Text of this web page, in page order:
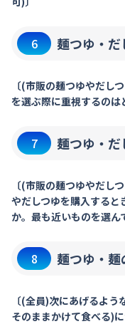
6 麺つゆ・だ
〔(市販の麺つゆやだし
を選ぶ際に重視するのは
7 麺つゆ・だ
〔(市販の麺つゆやだし
やだしつゆを購入すると
か。最も近いものを選ん
8 麺つゆ・
〔(全員)次にあげるよ
そのままかけて食べる)